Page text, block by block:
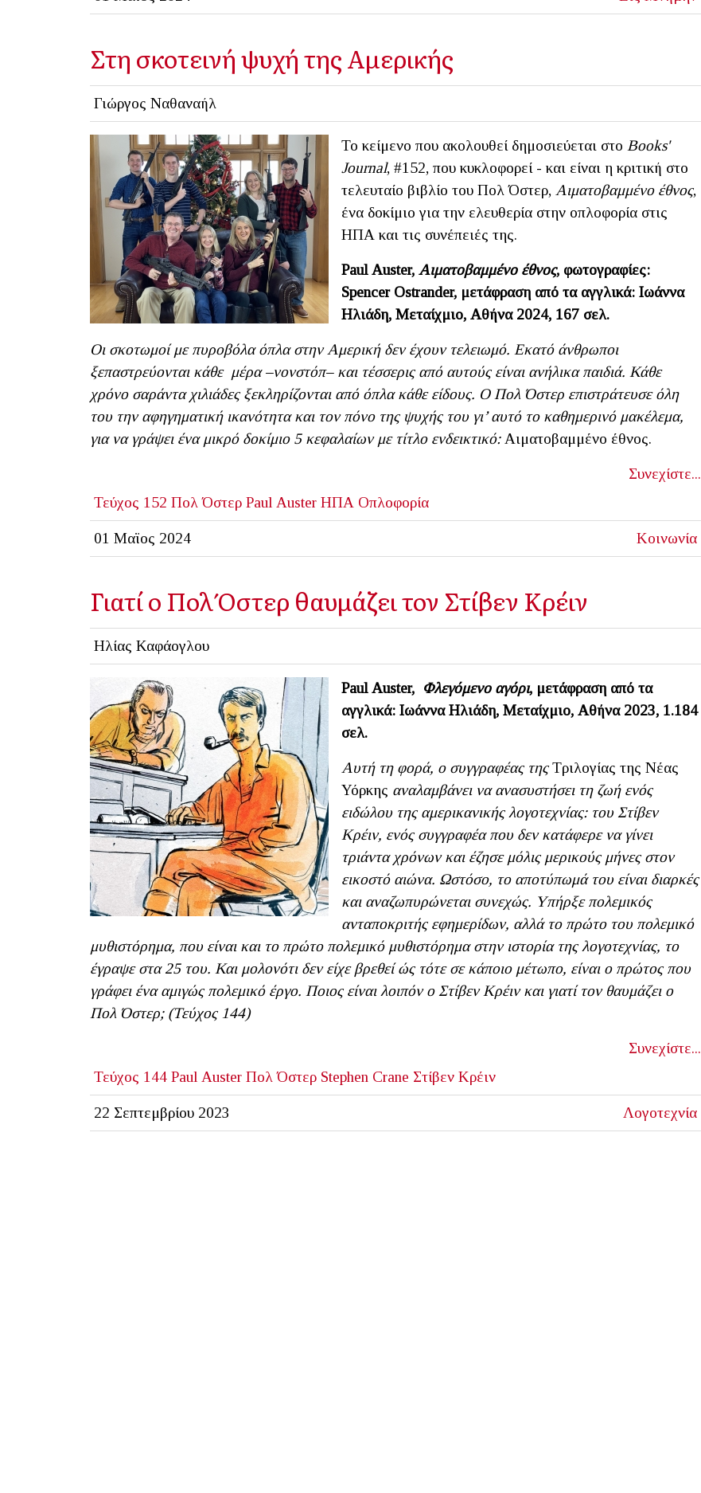
Στη σκοτεινή ψυχή της Αμερικής
Γιώργος Ναθαναήλ
Το κείμενο που ακολουθεί δημοσιεύεται στο Books'
Journal, #152, που κυκλοφορεί - και είναι η κριτική στο
τελευταίο βιβλίο του Πολ Όστερ, Αιματοβαμμένο έθνος,
ένα δοκίμιο για την ελευθερία στην οπλοφορία στις
ΗΠΑ και τις συνέπειές της.
PaulAuster, Αιματοβαμμένο έθνος, φωτογραφίες:
SpencerOstrander, μετάφραση από τα αγγλικά: Ιωάννα
Ηλιάδη, Μεταίχμιο, Αθήνα 2024, 167 σελ.
Οι σκοτωμοί με πυροβόλα όπλα στην Αμερική δεν έχουν τελειωμό. Εκατό άνθρωποι
ξεπαστρεύονται κάθε μέρα –νονστόπ– και τέσσερις από αυτούς είναι ανήλικα παιδιά. Κάθε
χρόνο σαράντα χιλιάδες ξεκληρίζονται από όπλα κάθε είδους. Ο Πολ Όστερ επιστράτευσε όλη
του την αφηγηματική ικανότητα και τον πόνο της ψυχής του γι’ αυτό το καθημερινό μακέλεμα,
για να γράψει ένα μικρό δοκίμιο 5 κεφαλαίων με τίτλο ενδεικτικό:Αιματοβαμμένο έθνος.
Συνεχίστε...
Τεύχος 152 Πολ Όστερ Paul Auster ΗΠΑ Οπλοφορία
01 Μαϊος 2024 Κοινωνία
Γιατί ο Πολ Όστερ θαυμάζει τον Στίβεν Κρέιν
Ηλίας Καφάογλου
Paul Auster, Φλεγόμενο αγόρι, μετάφραση από τα
αγγλικά: Ιωάννα Ηλιάδη, Μεταίχμιο, Αθήνα 2023, 1.184
σελ.
Αυτή τη φορά, ο συγγραφέας τηςΤριλογίας της Νέας
Υόρκης αναλαμβάνει να ανασυστήσει τη ζωή ενός
ειδώλου της αμερικανικής λογοτεχνίας: του Στίβεν
Κρέιν, ενός συγγραφέα που δεν κατάφερε να γίνει
τριάντα χρόνων και έζησε μόλις μερικούς μήνες στον
εικοστό αιώνα. Ωστόσο, το αποτύπωμά του είναι διαρκές
και αναζωπυρώνεται συνεχώς. Υπήρξε πολεμικός
ανταποκριτής εφημερίδων, αλλά το πρώτο του πολεμικό
μυθιστόρημα, που είναι και το πρώτο πολεμικό μυθιστόρημα στην ιστορία της λογοτεχνίας, το
έγραψε στα 25 του. Και μολονότι δεν είχε βρεθεί ώς τότε σε κάποιο μέτωπο, είναι ο πρώτος που
γράφει ένα αμιγώς πολεμικό έργο. Ποιος είναι λοιπόν ο Στίβεν Κρέιν και γιατί τον θαυμάζει ο
Πολ Όστερ; (Τεύχος 144)
Συνεχίστε...
Τεύχος 144 Paul Auster Πολ Όστερ Stephen Crane Στίβεν Κρέιν
22 Σεπτεμβρίου 2023 Λογοτεχνία